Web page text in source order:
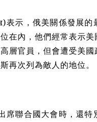
)表示，俄美關係發展的
在內，他們經常表示
官員，但會遭受美國
再次列為敵人的地位。
聯合國大會時，還